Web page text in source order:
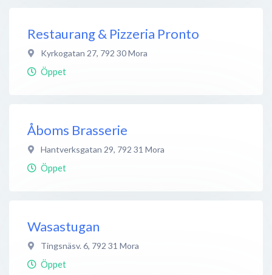
Restaurang & Pizzeria Pronto
Kyrkogatan 27, 792 30Mora
Öppet
Åboms Brasserie
Hantverksgatan 29, 792 31 Mora
Öppet
Wasastugan
Tingsnäsv. 6, 792 31 Mora
Öppet